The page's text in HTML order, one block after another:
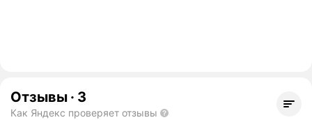
Отзывы · 3
Как Яндекс проверяет отзывы